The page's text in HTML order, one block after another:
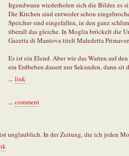
Irgendwann wiederholen sich die Bilder. es
Die Kirchen sind entweder schon
Speicher sind eingefallen, in den ganz
überall das gleiche. In Moglia bröckelt die
Gazetta di Mantova titelt Maledetta
Es ist ein Elend. Aber wie das Warten auf
ein Erdbeben dauert nur Sekunden, dann sit
... link
... comment
unglaublich. In der Zeitung, die ich jeden